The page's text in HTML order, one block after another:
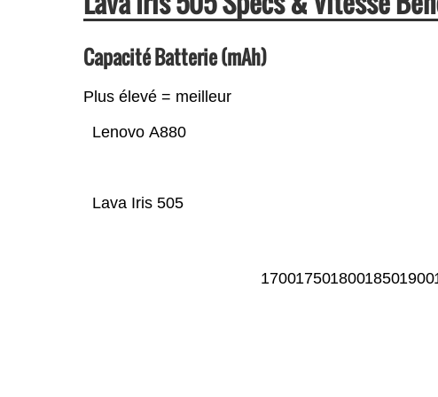
Capacité Batterie (mAh)
Plus élevé = meilleur
Lava Iris 505
Lenovo A880
17001750180018501900